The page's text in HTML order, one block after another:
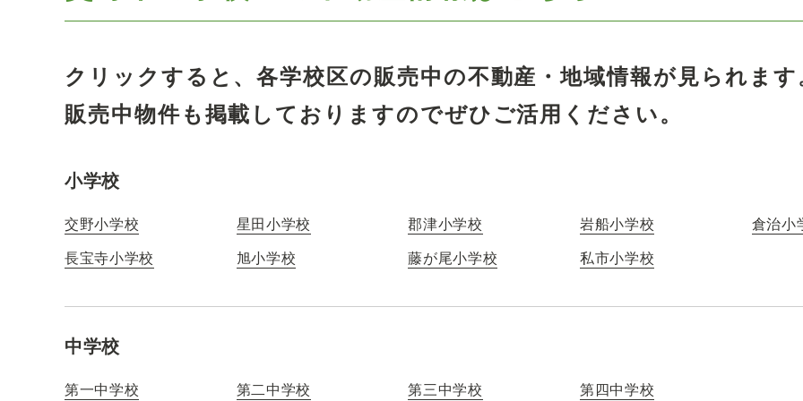
クリックすると、各学校区の販売中の不動産・地域情報が見られます
販売中物件も掲載しておりますのでぜひご活用ください。
小学校
交野小学校 星田小学校 郡津小学校 岩船小学校 倉治小
長宝寺小学校
旭小学校 藤が尾小学校 私市小学校
中学校
第一中学校 第二中学校 第三中学校 第四中学校